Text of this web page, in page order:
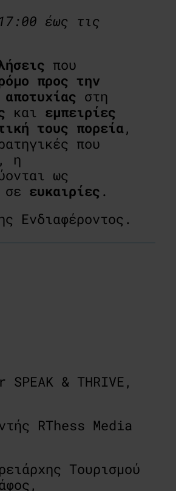
έως τις
που
προς την
αποτυχίας στη
και εμπειρίες
τους πορεία,
που
, η
ως
σε ευκαιρίες .
Ενδιαφέροντος.
& THRIVE,
RThess Media
Τουρισμού